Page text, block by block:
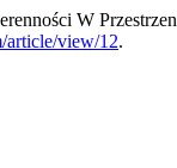
W
article/view/12.